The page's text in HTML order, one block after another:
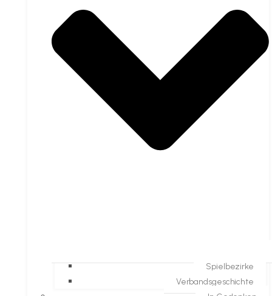
Spielbezirke
Verbandsgeschichte